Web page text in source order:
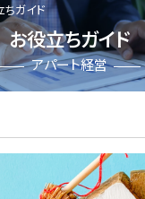
ホーム
屋・大阪・広島エ
お役立ちガイド
アパート経営
ちガイド